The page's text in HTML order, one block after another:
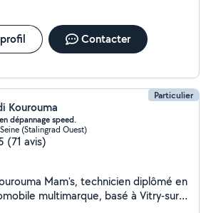
Contacter
Particulier
Kourouma
dépannage speed.
(Stalingrad Ouest)
(71 avis)
Mam's, technicien diplômé en
multimarque, basé à Vitry-sur-